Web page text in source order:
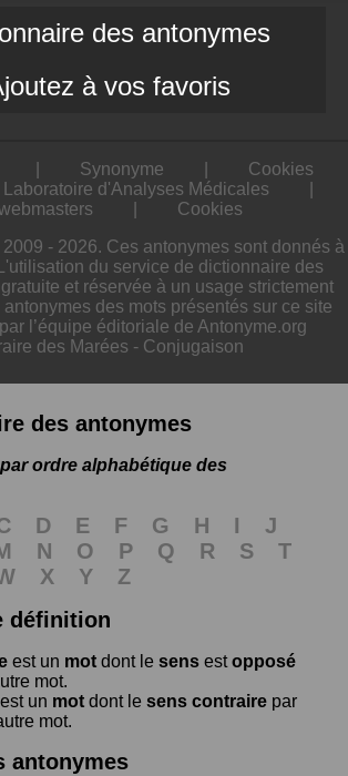
des antonymes
à vos favoris
Synonyme
Cookies
Laboratoire d'Analyses Médicales
Cookies
- 2026. Ces antonymes sont donnés à
du service de dictionnaire des
et réservée à un usage strictement
des mots présentés sur ce site
l’équipe éditoriale de Antonyme.org
des Marées - Conjugaison
des antonymes
ordre alphabétique des
D E F G H I
J
N O P Q R S
T
X Y
Z
définition
est un mot dont le sens estopposé
mot.
est un mot dont le sens contraire par
mot.
antonymes